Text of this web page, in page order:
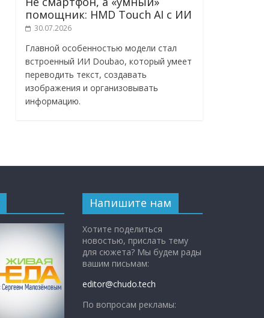
помощник: HMD Touch AI с ИИ
30.07.2026
Главной особенностью модели стал
встроенный ИИ Doubao, который умеет
переводить текст, создавать
изображения и организовывать
информацию.
Напишите нам
Хотите поделиться
новостью, прислать тему
для сюжета? Мы будем рады
вашим письмам:
editor@chudo.tech
По вопросам рекламы: